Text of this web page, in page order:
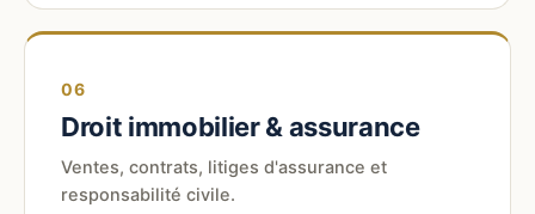
06
Droit immobilier & assurance
Ventes, contrats, litiges d'assurance et
responsabilité civile.